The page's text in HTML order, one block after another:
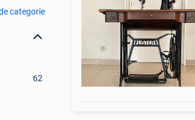
categorie
62